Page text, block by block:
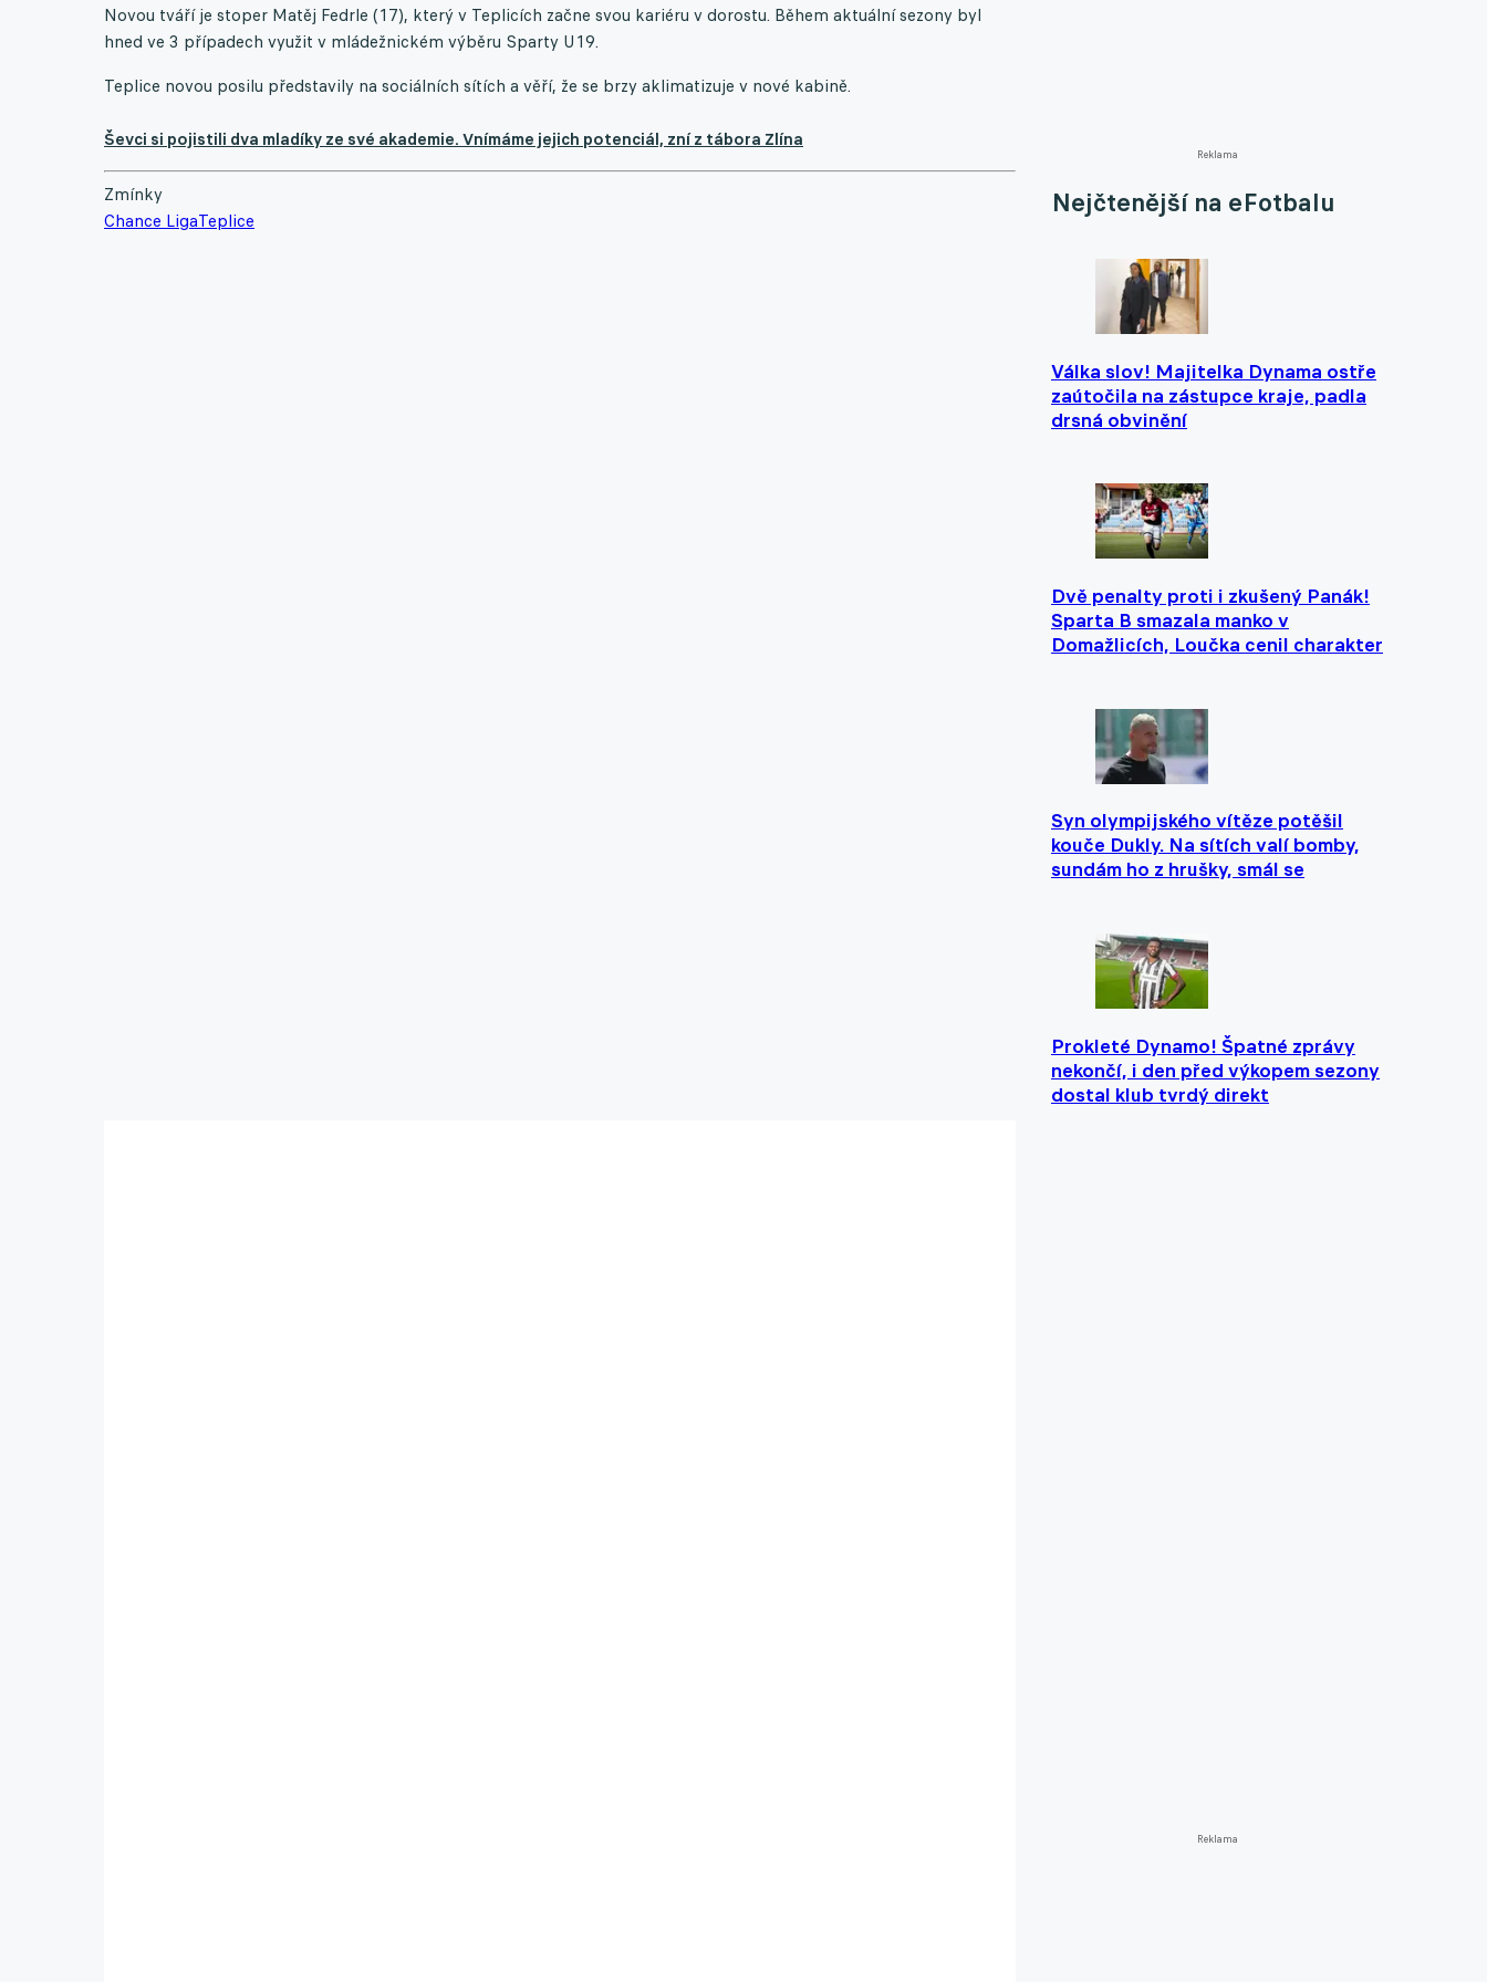
Reklama
Nejčtenější na eFotbalu
Válka slov! Majitelka Dynama ostře
zaútočila na zástupce kraje, padla
drsná obvinění
Dvě penalty proti i zkušený Panák!
Sparta B smazala manko v
Domažlicích, Loučka cenil charakter
Syn olympijského vítěze potěšil
kouče Dukly. Na sítích valí bomby,
sundám ho z hrušky, smál se
Prokleté Dynamo! Špatné zprávy
nekončí, i den před výkopem sezony
dostal klub tvrdý direkt
Reklama
Novou tváří je stoper Matěj Fedrle (17), který v Teplicích začne svou kariéru v dorostu. Během aktuální sezony byl
hned ve 3 případech využit v mládežnickém výběru Sparty U19.
Teplice novou posilu představily na sociálních sítích a věří, že se brzy aklimatizuje v nové kabině.
Ševci si pojistili dva mladíky ze své akademie. Vnímáme jejich potenciál, zní z tábora Zlína
Zmínky
Chance LigaTeplice